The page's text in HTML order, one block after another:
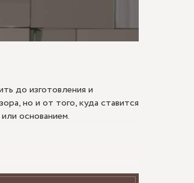
до изготовления и
но и от того, куда ставится
основанием.